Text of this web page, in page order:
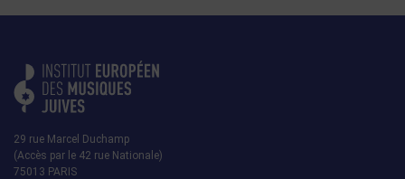
29 rue Marcel Duchamp
(Accès par le 42 rue Nationale)
75013 PARIS